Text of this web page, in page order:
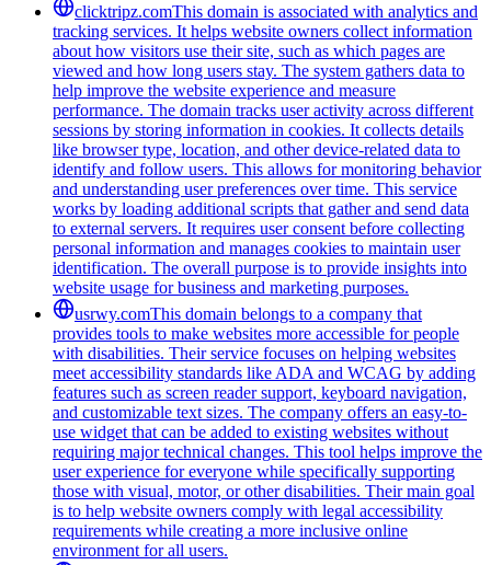
clicktripz.comThis domain is associated with analytics and
tracking services. It helps website owners collect information
about how visitors use their site, such as which pages are
viewed and how long users stay. The system gathers data to
help improve the website experience and measure
performance. The domain tracks user activity across different
sessions by storing information in cookies. It collects details
like browser type, location, and other device-related data to
identify and follow users. This allows for monitoring behavior
and understanding user preferences over time. This service
works by loading additional scripts that gather and send data
to external servers. It requires user consent before collecting
personal information and manages cookies to maintain user
identification. The overall purpose is to provide insights into
website usage for business and marketing purposes.
usrwy.comThis domain belongs to a company that
provides tools to make websites more accessible for people
with disabilities. Their service focuses on helping websites
meet accessibility standards like ADA and WCAG by adding
features such as screen reader support, keyboard navigation,
and customizable text sizes. The company offers an easy-to-
use widget that can be added to existing websites without
requiring major technical changes. This tool helps improve the
user experience for everyone while specifically supporting
those with visual, motor, or other disabilities. Their main goal
is to help website owners comply with legal accessibility
requirements while creating a more inclusive online
environment for all users.